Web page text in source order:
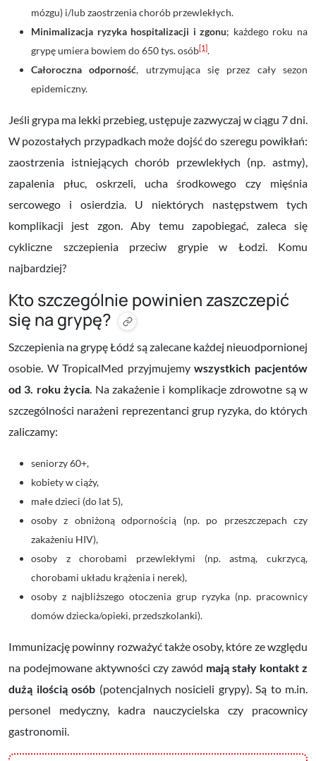
mózgu) i/lub zaostrzenia chorób przewlekłych.
Minimalizacja ryzyka hospitalizacji i zgonu; każdego roku na
grypę umiera bowiem do 650 tys. osób[1].
Całoroczna odporność, utrzymująca się przez cały sezon
epidemiczny.
Jeśli grypa ma lekki przebieg, ustępuje zazwyczaj w ciągu 7 dni.
W pozostałych przypadkach może dojść do szeregu powikłań:
zaostrzenia istniejących chorób przewlekłych (np. astmy),
zapalenia płuc, oskrzeli, ucha środkowego czy mięśnia
sercowego i osierdzia. U niektórych następstwem tych
komplikacji jest zgon. Aby temu zapobiegać, zaleca się
cykliczne szczepienia przeciw grypie w Łodzi. Komu
najbardziej?
Kto szczególnie powinien zaszczepić
się na grypę?
Szczepienia na grypę Łódź są zalecane każdej nieuodpornionej
osobie. W TropicalMed przyjmujemywszystkich pacjentów
od 3. roku życia. Na zakażenie i komplikacje zdrowotne są w
szczególności narażeni reprezentanci grup ryzyka, do których
zaliczamy:
seniorzy 60+,
kobiety w ciąży,
małe dzieci (do lat 5),
osoby z obniżoną odpornością (np. po przeszczepach czy
zakażeniu HIV),
osoby z chorobami przewlekłymi (np. astmą, cukrzycą,
chorobami układu krążenia i nerek),
osoby z najbliższego otoczenia grup ryzyka (np. pracownicy
domów dziecka/opieki, przedszkolanki).
Immunizację powinny rozważyć także osoby, które ze względu
na podejmowane aktywności czy zawód mają stały kontakt z
dużą ilością osób (potencjalnych nosicieli grypy). Są to m.in.
personel medyczny, kadra nauczycielska czy pracownicy
gastronomii.